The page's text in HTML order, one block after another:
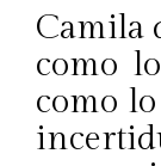
Camila
como
como